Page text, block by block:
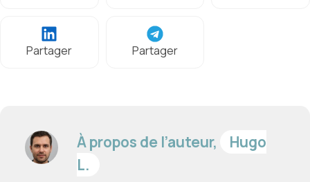
Partager Partager
À propos de l’auteur,
Hugo
L.